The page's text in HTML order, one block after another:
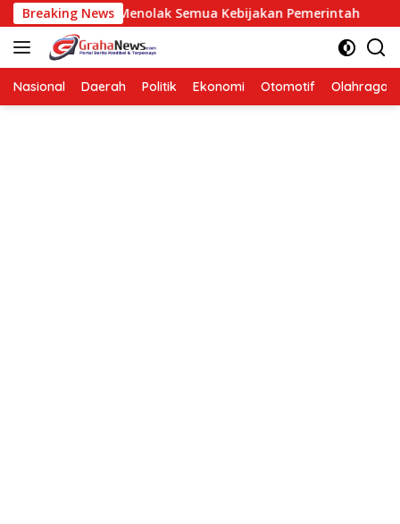
Langsung
ke
konten
Breaking News
Menolak Semua Kebijakan Pemerintah
Nasional Daerah Politik Ekonomi Otomotif Olahraga